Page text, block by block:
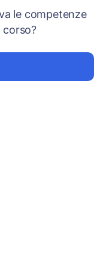
le competenze
corso?